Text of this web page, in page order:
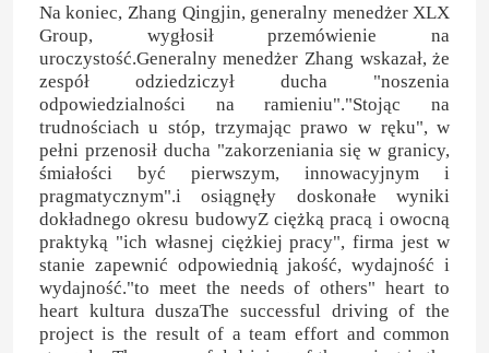
Zatwierdź
Na koniec, Zhang Qingjin, generalny menedżer XLX
Group, wygłosił przemówienie na
uroczystość.Generalny menedżer Zhang wskazał, że
zespół odziedziczył ducha "noszenia
odpowiedzialności na ramieniu"."Stojąc na
trudnościach u stóp, trzymając prawo w ręku", w
pełni przenosił ducha "zakorzeniania się w granicy,
śmiałości być pierwszym, innowacyjnym i
pragmatycznym".i osiągnęły doskonałe wyniki
dokładnego okresu budowyZ ciężką pracą i owocną
praktyką "ich własnej ciężkiej pracy", firma jest w
stanie zapewnić odpowiednią jakość, wydajność i
wydajność."to meet the needs of others" heart to
heart kultura duszaThe successful driving of the
project is the result of a team effort and common